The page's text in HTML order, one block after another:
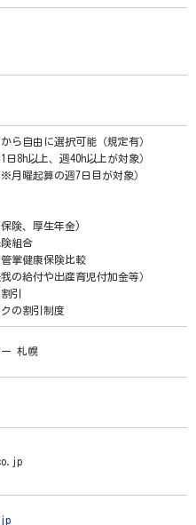
ら自由に選択可能（規定有）
8h以上、週40h以上が対象）
曜起算の週7日目が対象）
険、厚生年金)
組合
掌健康保険比較
の給付や出産育児付加金等）
引
の割引制度
ー 札幌